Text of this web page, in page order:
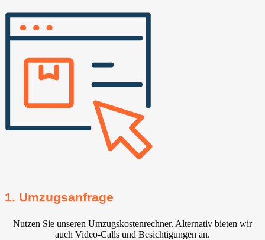
1. Umzugsanfrage
Nutzen Sie unseren Umzugskostenrechner. Alternativ bieten wir
auch Video-Calls und Besichtigungen an.